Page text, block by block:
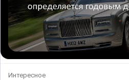
Интересное